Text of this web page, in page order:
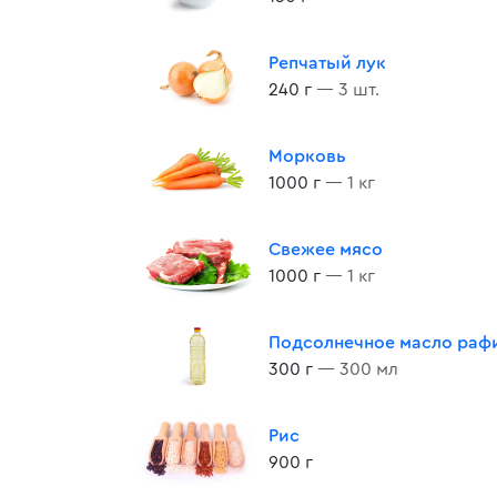
Репчатый лук
240 г — 3 шт.
Морковь
1000 г — 1 кг
Свежее мясо
1000 г — 1 кг
Подсолнечное масло
300 г — 300 мл
Рис
900 г